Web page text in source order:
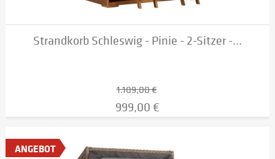
Strandkorb Schleswig - Pinie - 2-Sitzer -...
1.109,00 €
999,00 €
ANGEBOT